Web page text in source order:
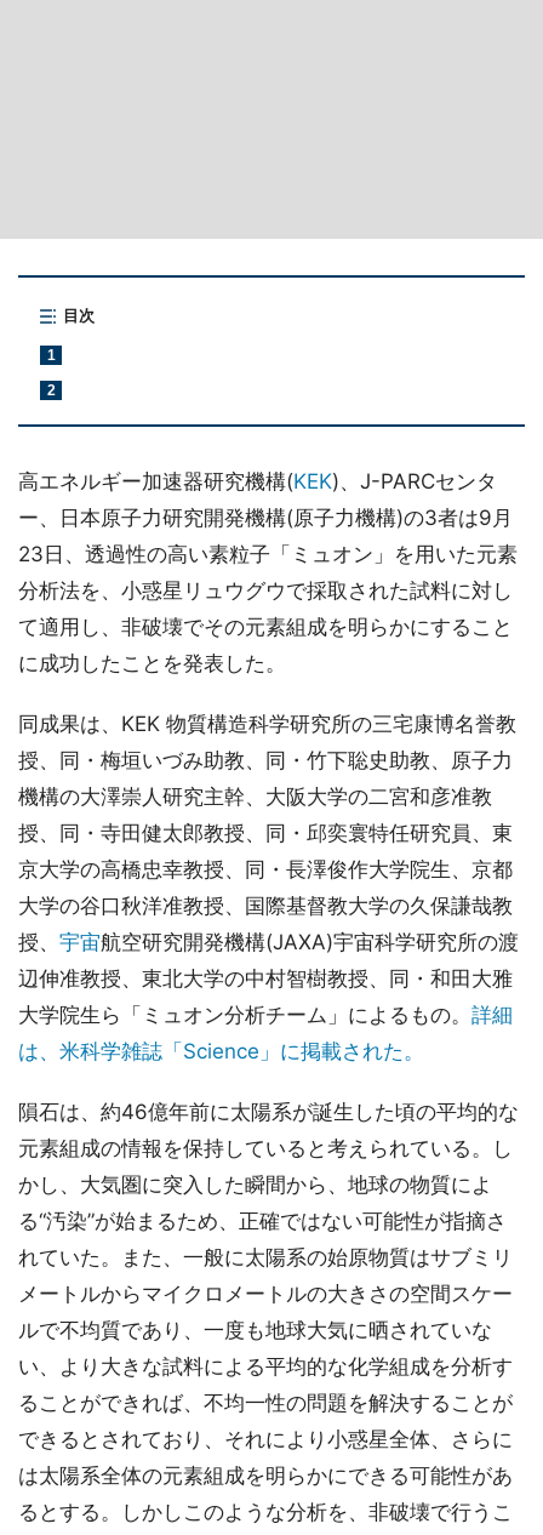
目次
1
2
高エネルギー加速器研究機構(KEK)、J-PARCセンタ
ー、日本原子力研究開発機構(原子力機構)の3者は9月
23日、透過性の高い素粒子「ミュオン」を用いた元素
分析法を、小惑星リュウグウで採取された試料に対し
て適用し、非破壊でその元素組成を明らかにすること
に成功したことを発表した。
同成果は、KEK 物質構造科学研究所の三宅康博名誉教
授、同・梅垣いづみ助教、同・竹下聡史助教、原子力
機構の大澤崇人研究主幹、大阪大学の二宮和彦准教
授、同・寺田健太郎教授、同・邱奕寰特任研究員、東
京大学の高橋忠幸教授、同・長澤俊作大学院生、京都
大学の谷口秋洋准教授、国際基督教大学の久保謙哉教
授、 宇宙航空研究開発機構(JAXA)宇宙科学研究所の渡
辺伸准教授、東北大学の中村智樹教授、同・和田大雅
大学院生ら「ミュオン分析チーム」によるもの。 詳細
は、米科学雑誌「Science」に掲載された。
隕石は、約46億年前に太陽系が誕生した頃の平均的な
元素組成の情報を保持していると考えられている。し
かし、大気圏に突入した瞬間から、地球の物質によ
る“汚染”が始まるため、正確ではない可能性が指摘さ
れていた。また、一般に太陽系の始原物質はサブミリ
メートルからマイクロメートルの大きさの空間スケー
ルで不均質であり、一度も地球大気に晒されていな
い、より大きな試料による平均的な化学組成を分析す
ることができれば、不均一性の問題を解決することが
できるとされており、それにより小惑星全体、さらに
は太陽系全体の元素組成を明らかにできる可能性があ
るとする。しかしこのような分析を、非破壊で行うこ